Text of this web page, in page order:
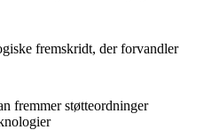
fremskridt, der forvandler
fremmer støtteordninger